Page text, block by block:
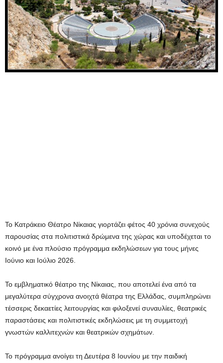
Το Κατράκειο Θέατρο Νίκαιας γιορτάζει φέτος 40 χρόνια συνεχούς
παρουσίας στα πολιτιστικά δρώμενα της χώρας και υποδέχεται το
κοινό με ένα πλούσιο πρόγραμμα εκδηλώσεων για τους μήνες
Ιούνιο και Ιούλιο 2026.
Το εμβληματικό θέατρο της Νίκαιας, που αποτελεί ένα από τα
μεγαλύτερα σύγχρονα ανοιχτά θέατρα της Ελλάδας, συμπληρώνει
τέσσερις δεκαετίες λειτουργίας και φιλοξενεί συναυλίες, θεατρικές
παραστάσεις και πολιτιστικές εκδηλώσεις με τη συμμετοχή
γνωστών καλλιτεχνών και θεατρικών σχημάτων.
Το πρόγραμμα ανοίγει τη Δευτέρα 8 Ιουνίου με την παιδική